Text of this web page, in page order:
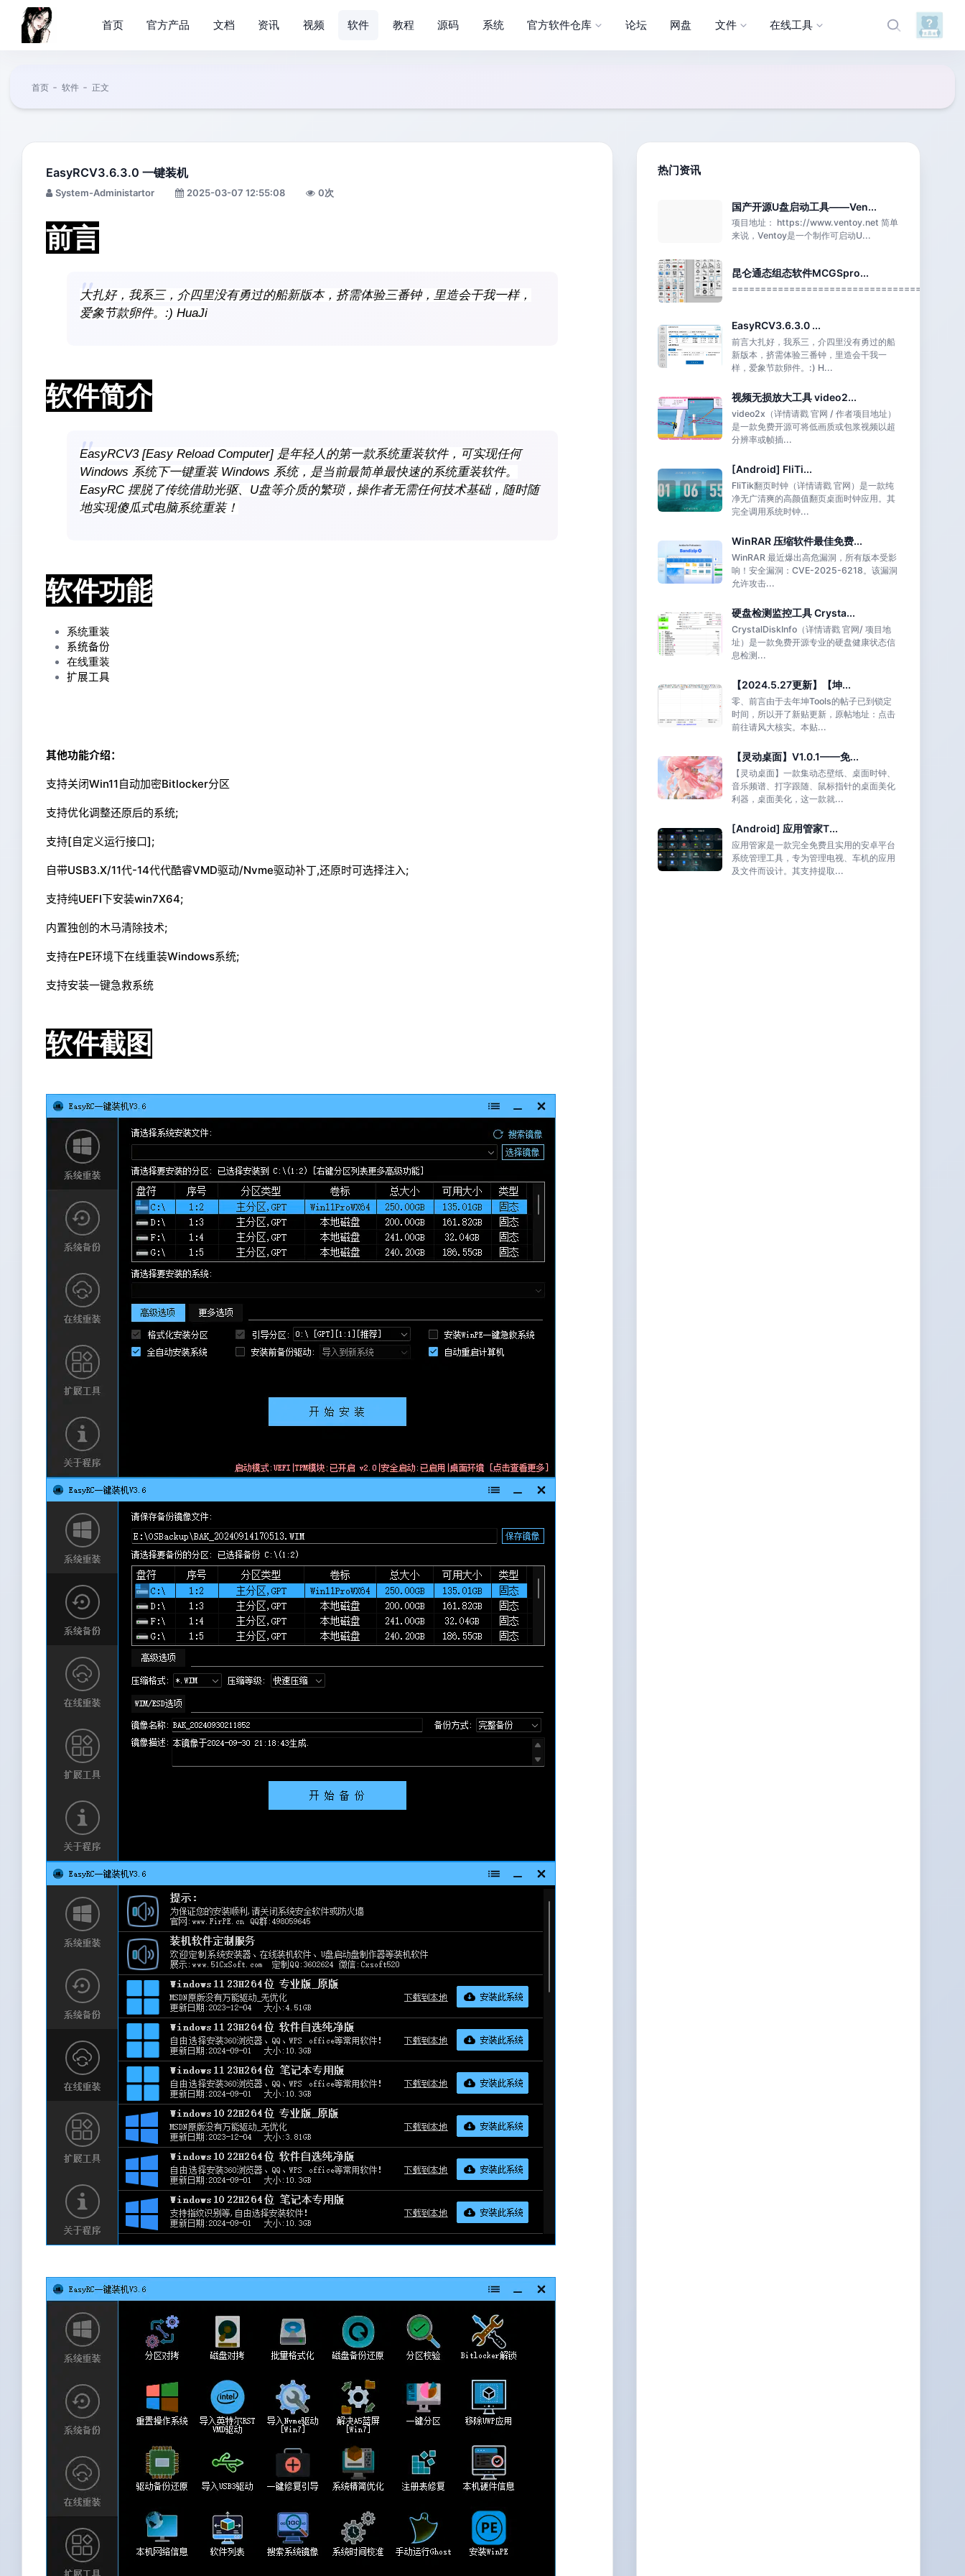
首页 官方产品 文档 资讯 视频 软件 教程 源码 系统 官方软件仓库 论坛 网盘 文件 在线工具
首页 软件 正文
EasyRCV3.6.3.0 一键装机
System-Administartor 2025-03-07 12:55:08 0次
前言
大扎好，我系三，介四里没有勇过的船新版本，挤需体验三番钟，里造会干我一样，
爱象节款卵件。:) HuaJi
软件简介
EasyRCV3 [Easy Reload Computer] 是年轻人的第一款系统重装软件，可实现任何
Windows 系统下一键重装 Windows 系统，是当前最简单最快速的系统重装软件。
EasyRC 摆脱了传统借助光驱、U盘等介质的繁琐，操作者无需任何技术基础，随时随
地实现傻瓜式电脑系统重装！
软件功能
系统重装
系统备份
在线重装
扩展工具
其他功能介绍：
支持关闭Win11自动加密Bitlocker分区
支持优化调整还原后的系统;
支持[自定义运行接口];
自带USB3.X/11代-14代代酷睿VMD驱动/Nvme驱动补丁,还原时可选择注入;
支持纯UEFI下安装win7X64;
内置独创的木马清除技术;
支持在PE环境下在线重装Windows系统;
支持安装一键急救系统
软件截图
热门资讯
国产开源U盘启动工具——Ven...
项目地址： https://www.ventoy.net 简单
来说，Ventoy是一个制作可启动U...
昆仑通态组态软件MCGSpro...
EasyRCV3.6.3.0 ...
前言大扎好，我系三，介四里没有勇过的船
新版本，挤需体验三番钟，里造会干我一
样，爱象节款卵件。:) H...
视频无损放大工具 video2...
video2x（详情请戳 官网 / 作者项目地址）
是一款免费开源可将低画质或包浆视频以超
分辨率或帧插...
[Android] FliTi...
FliTik翻页时钟（详情请戳 官网）是一款纯
净无广清爽的高颜值翻页桌面时钟应用。其
完全调用系统时钟...
WinRAR 压缩软件最佳免费...
WinRAR 最近爆出高危漏洞，所有版本受影
响！安全漏洞：CVE-2025-6218。该漏洞
允许攻击...
硬盘检测监控工具 Crysta...
CrystalDiskInfo（详情请戳 官网/ 项目地
址）是一款免费开源专业的硬盘健康状态信
息检测...
【2024.5.27更新】【坤...
零、前言由于去年坤Tools的帖子已到锁定
时间，所以开了新贴更新，原帖地址：点击
前往请风大核实。本贴...
【灵动桌面】V1.0.1——免...
【灵动桌面】一款集动态壁纸、桌面时钟、
音乐频谱、打字跟随、鼠标指针的桌面美化
利器，桌面美化，这一款就...
[Android] 应用管家T...
应用管家是一款完全免费且实用的安卓平台
系统管理工具，专为管理电视、车机的应用
及文件而设计。其支持提取...